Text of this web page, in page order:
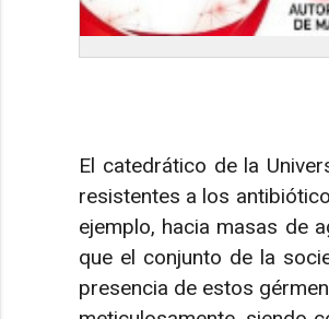
El catedrático de la
resistentes a los
ejemplo, hacia masas de
que el conjunto de la
presencia de estos